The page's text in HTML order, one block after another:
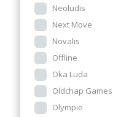
Neoludis
Next Move
Novalis
Offline
Oka Luda
Oldchap Games
Olympie